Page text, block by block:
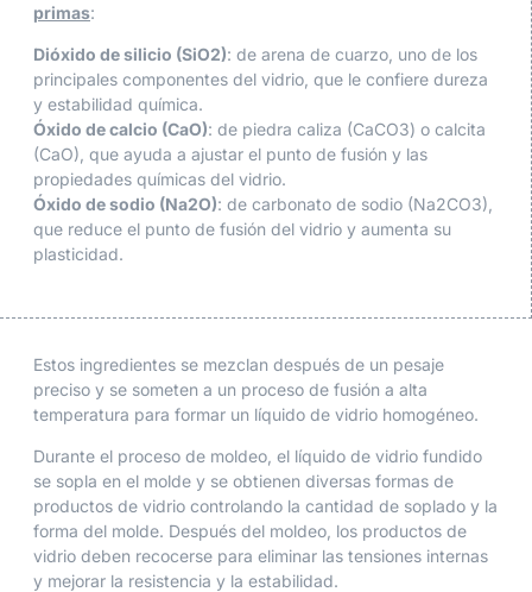
primas:
Dióxido de silicio (SiO2): de arena de cuarzo, uno de los
principales componentes del vidrio, que le confiere dureza
y estabilidad química.
Óxido de calcio (CaO): de piedra caliza (CaCO3) o calcita
(CaO), que ayuda a ajustar el punto de fusión y las
propiedades químicas del vidrio.
Óxido de sodio (Na2O): de carbonato de sodio (Na2CO3),
que reduce el punto de fusión del vidrio y aumenta su
plasticidad.
Estos ingredientes se mezclan después de un pesaje
preciso y se someten a un proceso de fusión a alta
temperatura para formar un líquido de vidrio homogéneo.
Durante el proceso de moldeo, el líquido de vidrio fundido
se sopla en el molde y se obtienen diversas formas de
productos de vidrio controlando la cantidad de soplado y la
forma del molde. Después del moldeo, los productos de
vidrio deben recocerse para eliminar las tensiones internas
y mejorar la resistencia y la estabilidad.